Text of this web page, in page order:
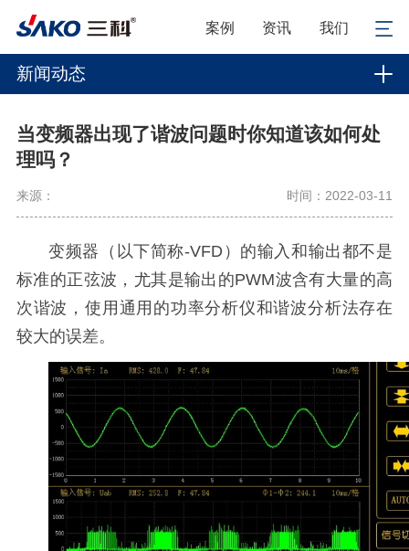
案例 资讯 我们
新闻动态
当变频器出现了谐波问题时你知道该如何处
理吗？
来源： 时间：2022-03-11
变频器（以下简称-VFD）的输入和输出都不是
标准的正弦波，尤其是输出的PWM波含有大量的高
次谐波，使用通用的功率分析仪和谐波分析法存在
较大的误差。